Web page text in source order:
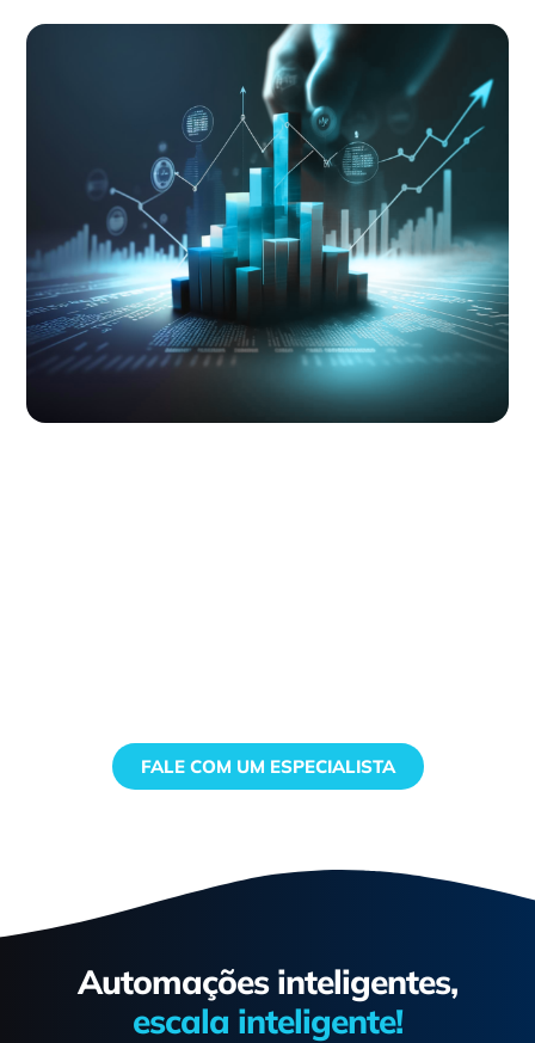
FALE COM UM ESPECIALISTA
Automações inteligentes,
escala inteligente!